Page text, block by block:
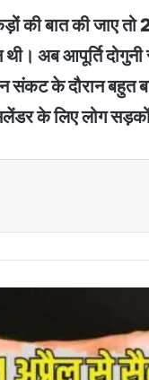
की बात की जाए
अब आपूर्ति
संकट के दौरान
के लिए लोग